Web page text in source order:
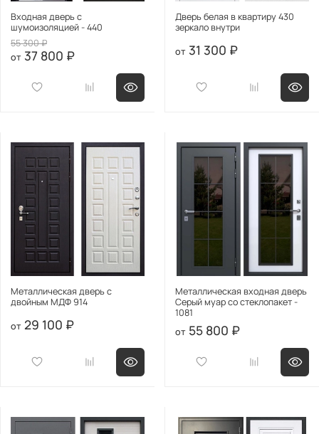
Входная дверь с
шумоизоляцией - 440
55 300 ₽
37 800 ₽
Дверь белая в квартиру 430
зеркало внутри
31 300 ₽
Металлическая дверь с
двойным МДФ 914
29 100 ₽
Металлическая входная дверь
Серый муар со стеклопакет -
1081
55 800 ₽